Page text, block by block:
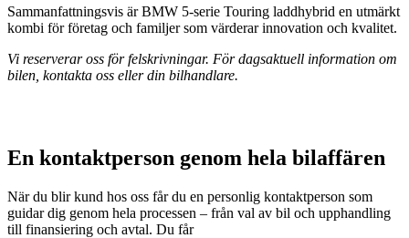
Sammanfattningsvis är BMW 5-serie Touring laddhybrid en utmärkt
kombi för företag och familjer som värderar innovation och kvalitet.
Vi reserverar oss för felskrivningar. För dagsaktuell information om
bilen, kontakta oss eller din bilhandlare.
En kontaktperson genom hela bilaffären
När du blir kund hos oss får du en personlig kontaktperson som
guidar dig genom hela processen – från val av bil och upphandling
till finansiering och avtal. Du får